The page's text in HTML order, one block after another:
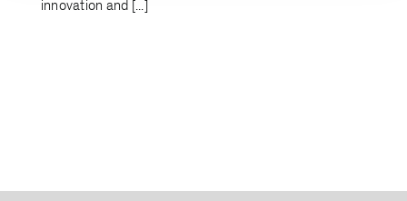
innovation and [...]